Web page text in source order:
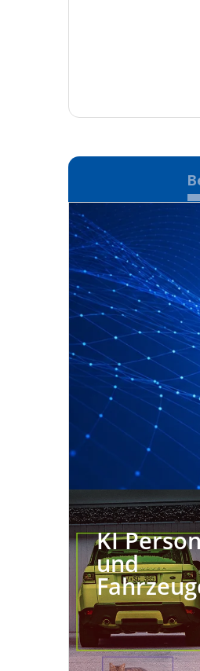
KI
und